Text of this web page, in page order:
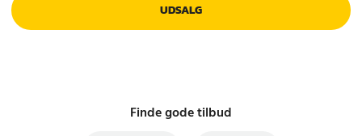
UDSALG
Finde gode tilbud